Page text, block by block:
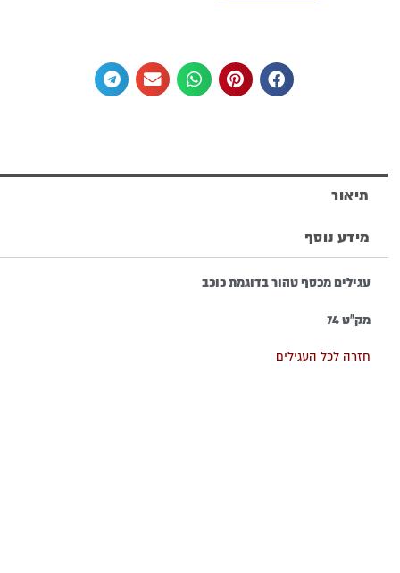
תיאור
מידע נוסף
עגילים מכסף טהור בדוגמת כוכב
מק"ט 74
חזרה לכל העגילים